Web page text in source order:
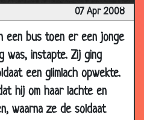
07 Apr 2008
een bus toen er een jonge
was, instapte. Zij ging
een glimlach opwekte.
hij om haar lachte en
waarna ze de soldaat
3.18
3.73
3.91
3.27